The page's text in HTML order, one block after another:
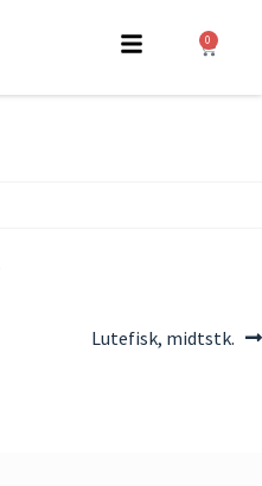
0
Lutefisk, midtstk.